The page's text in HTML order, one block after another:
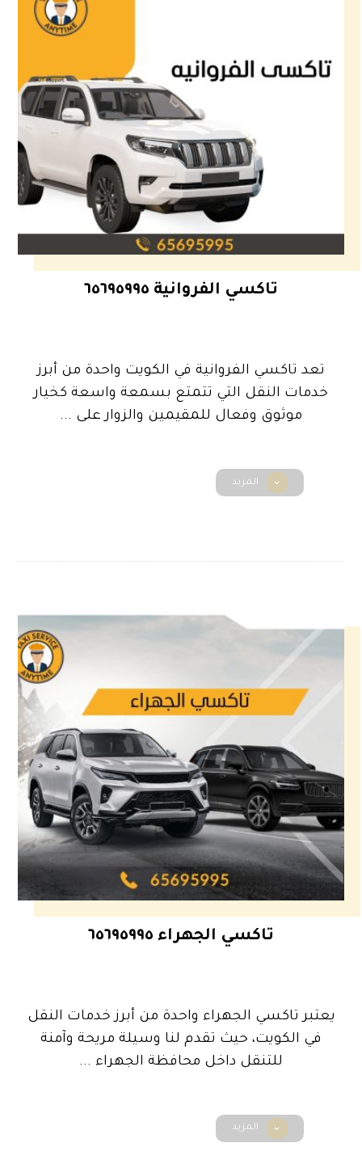
تاكسي الفروانية ٦٥٦٩٥٩٩٥
تعد تاكسي الفروانية في الكويت واحدة من أبرز
خدمات النقل التي تتمتع بسمعة واسعة كخيار
موثوق وفعال للمقيمين والزوار على ...
المزيد
تاكسي الجهراء ٦٥٦٩٥٩٩٥
يعتبر تاكسي الجهراء واحدة من أبرز خدمات النقل
في الكويت، حيث تقدم لنا وسيلة مريحة وآمنة
للتنقل داخل محافظة الجهراء ...
المزيد